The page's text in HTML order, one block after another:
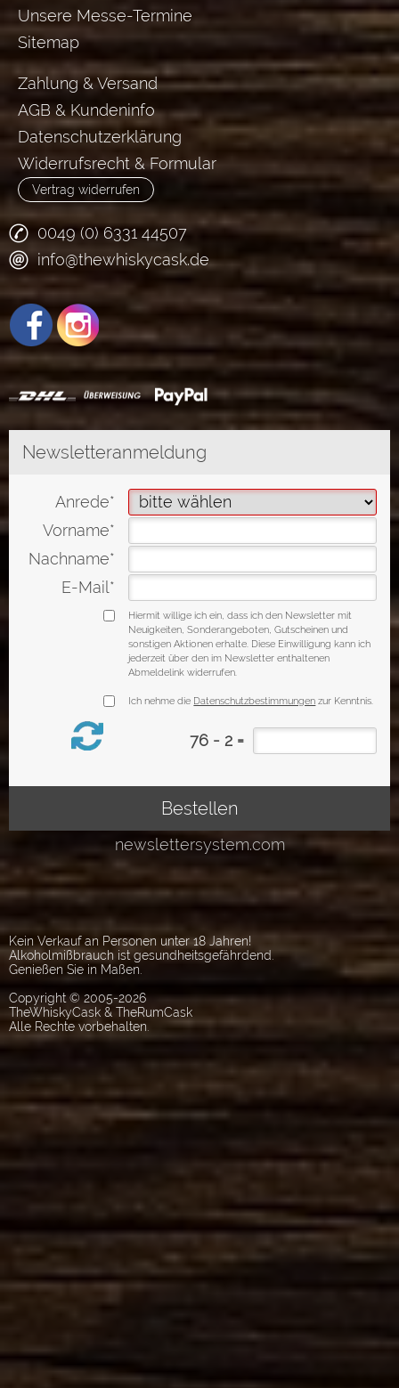
Unsere Messe-Termine
Sitemap
Zahlung & Versand
AGB & Kundeninfo
Datenschutzerklärung
Widerrufsrecht & Formular
Vertrag widerrufen
0049 (0) 6331 44507
info@thewhiskycask.de
Kein Verkauf an Personen unter 18 Jahren!
Alkoholmißbrauch ist gesundheitsgefährdend.
Genießen Sie in Maßen.
Copyright © 2005-2026
TheWhiskyCask & TheRumCask
Alle Rechte vorbehalten.